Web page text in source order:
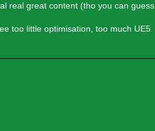
real great content (tho you can guess
too little optimisation, too much UE5